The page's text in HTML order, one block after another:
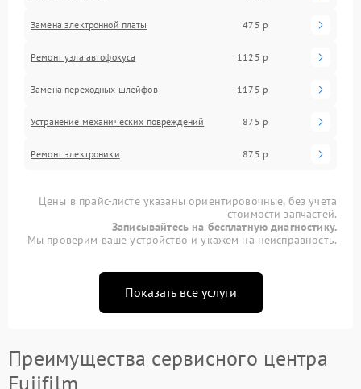
Замена электронной платы 475 р
Ремонт узла автофокуса 1125 р
Замена переходных шлейфов 1175 р
Устранение механических повреждений 875 р
Ремонт электроники 875 р
Цены в прайс-листе указаны ориентировочные, без учета
стоимости запчастей.
Записывайтесь на бесплатную диагностику.
Мы проверим ваше устройство и укажем на неисправность.
Показать все услуги
Преимущества сервисного центра
Fujifilm